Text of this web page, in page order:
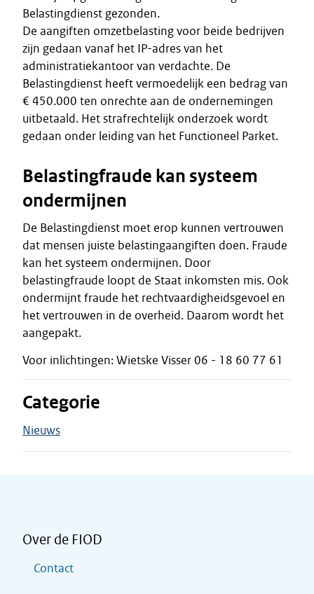
Belastingdienst gezonden.
De aangiften omzetbelasting voor beide bedrijven
zijn gedaan vanaf het IP-adres van het
administratiekantoor van verdachte. De
Belastingdienst heeft vermoedelijk een bedrag van
€ 450.000 ten onrechte aan de ondernemingen
uitbetaald. Het strafrechtelijk onderzoek wordt
gedaan onder leiding van het Functioneel Parket.
Belastingfraude kan systeem
ondermijnen
De Belastingdienst moet erop kunnen vertrouwen
dat mensen juiste belastingaangiften doen. Fraude
kan het systeem ondermijnen. Door
belastingfraude loopt de Staat inkomsten mis. Ook
ondermijnt fraude het rechtvaardigheidsgevoel en
het vertrouwen in de overheid. Daarom wordt het
aangepakt.
Voor inlichtingen: Wietske Visser 06 - 18 60 77 61
Categorie
Nieuws
Over de FIOD
Contact